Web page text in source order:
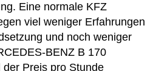
Eine normale KFZ
viel weniger Erfahrungen
und noch weniger
BENZ B 170
Preis pro Stunde